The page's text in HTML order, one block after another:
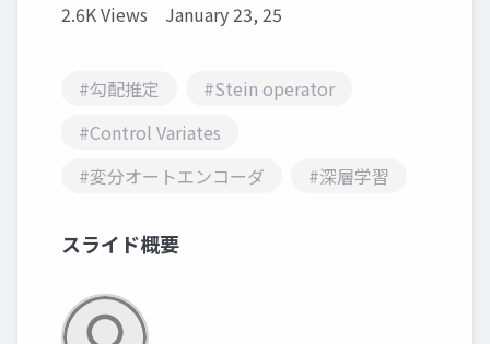
2.6K Views January 23, 25
#勾配推定
#Stein operator
#Control Variates
#変分オートエンコーダ
#深層学習
スライド概要